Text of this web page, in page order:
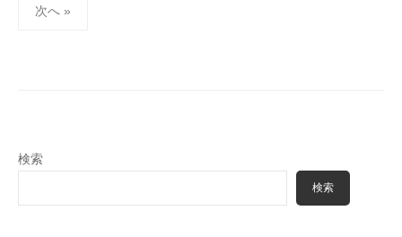
送
次へ »
検索
検索